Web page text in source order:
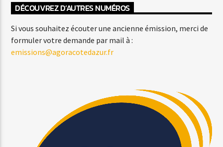
DÉCOUVREZ D’AUTRES NUMÉROS
Si vous souhaitez écouter une ancienne émission, merci de
formuler votre demande par mail à :
emissions@agoracotedazur.fr